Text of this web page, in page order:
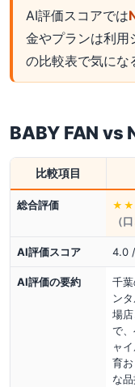
AI評価スコアでは
金やプランは利用
の比較表で気にな
BABY FAN vs
比較項目
総合評価
（
AI評価スコア 4.0
AI評価の要約
千
ン
場
で
ャ
育
な